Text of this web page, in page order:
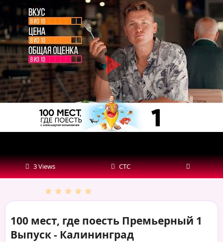
мест,
где
поесть
Премьерный
1
Выпуск
Калининград
3 Views СТС
100 мест, где поесть Премьерный 1
Выпуск - Калининград